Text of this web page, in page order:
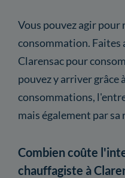
Vous pouvez agir
consommation. Faites
Clarensac pour
pouvez y arriver grâce
consommations,
mais également par
Combien coûte
chauffagiste à